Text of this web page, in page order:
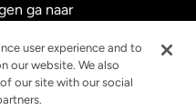
ga naar
user experience and to
our website. We also
our site with our social